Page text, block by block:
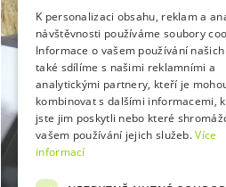
K personalizaci obsahu, reklam a
návštěvnosti používáme soubory
Informace o vašem používání
také sdílíme s našimi reklamními a
analytickými partnery, kteří je
kombinovat s dalšími informacemi,
jste jim poskytli nebo které
vašem používání jejich služeb.Více
informací